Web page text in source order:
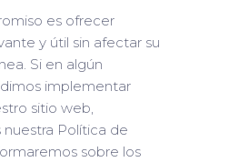
es ofrecer
y útil sin afectar su
Si en algún
implementar
sitio web,
Política de
sobre los